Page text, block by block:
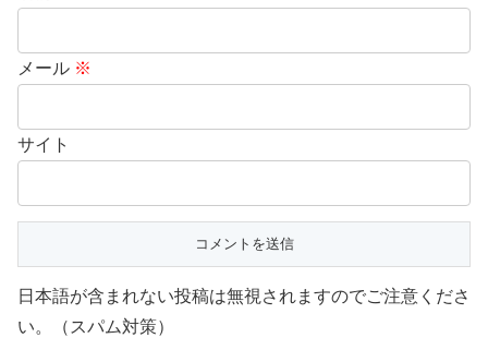
メール ※
サイト
日本語が含まれない投稿は無視されますのでご注意くださ
い。（スパム対策）